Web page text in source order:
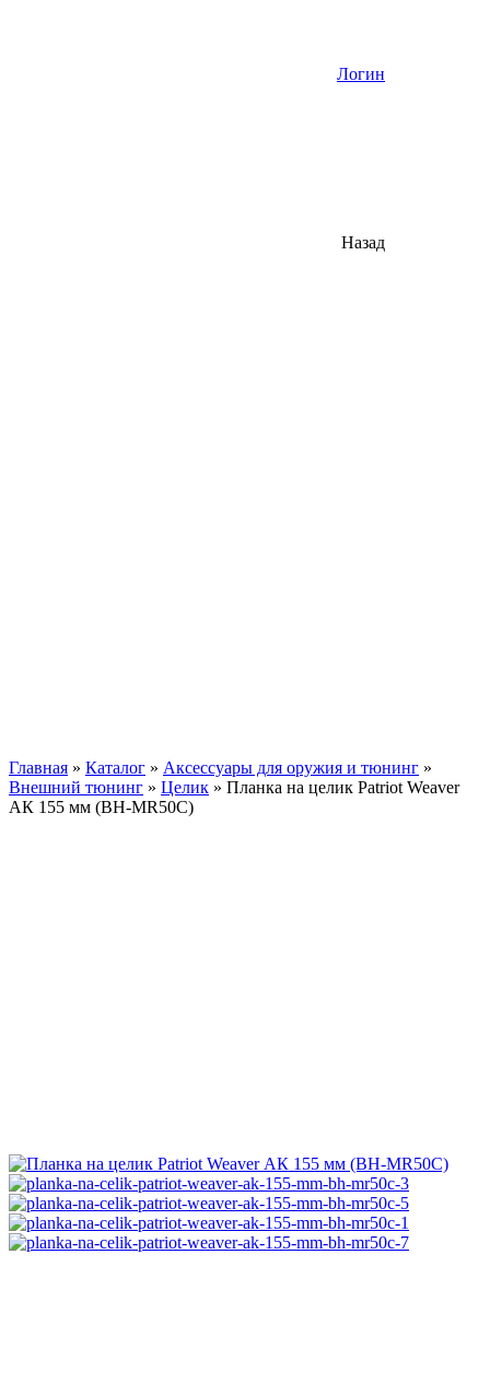
Логин
Назад
Главная » Каталог » Аксессуары для оружия и тюнинг »
Внешний тюнинг » Целик » Планка на целик Patriot Weaver
АК 155 мм (BH-MR50C)